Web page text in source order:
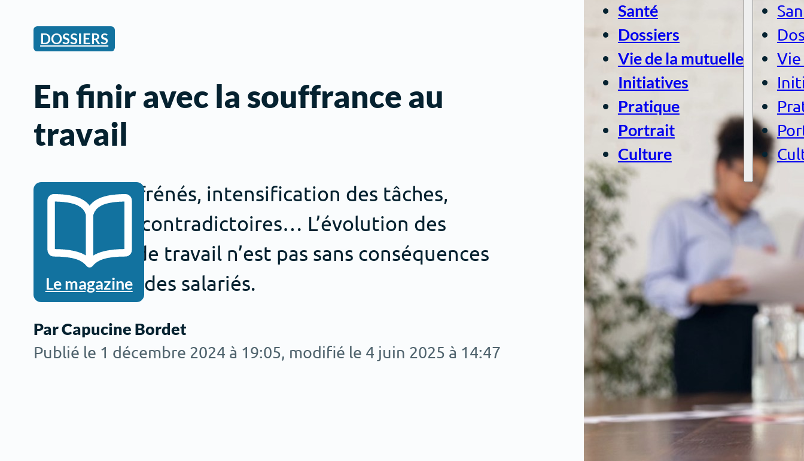
Santé
Dossiers
Vie de la mutuelle
Initiatives
Pratique
Portrait
Culture
Le magazine
DOSSIERS
En finir avec la souffrance au
travail
Rythmes effrénés, intensification des tâches,
injonctions contradictoires… L’évolution des
conditions de travail n’est pas sans conséquences
sur la santé des salariés.
Par Capucine Bordet
Publié le 1 décembre 2024 à 19:05, modifié le 4 juin 2025 à 14:47